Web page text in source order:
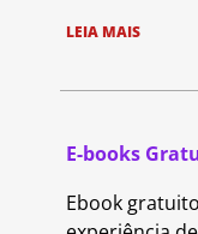
LEIA MAIS
E-books
Ebook